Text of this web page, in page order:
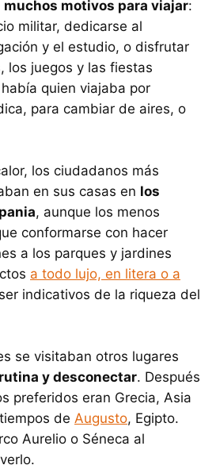
muchos motivos para viajar:
militar, dedicarse al
y el estudio, o disfrutar
los juegos y las fiestas
quien viajaba por
para cambiar de aires, o
los ciudadanos más
en sus casas en los
, aunque los menos
conformarse con hacer
a los parques y jardines
a todo lujo, en litera o a
indicativos de la riqueza del
se visitaban otros lugares
y desconectar. Después
preferidos eran Grecia, Asia
de Augusto, Egipto.
Aurelio o Séneca al